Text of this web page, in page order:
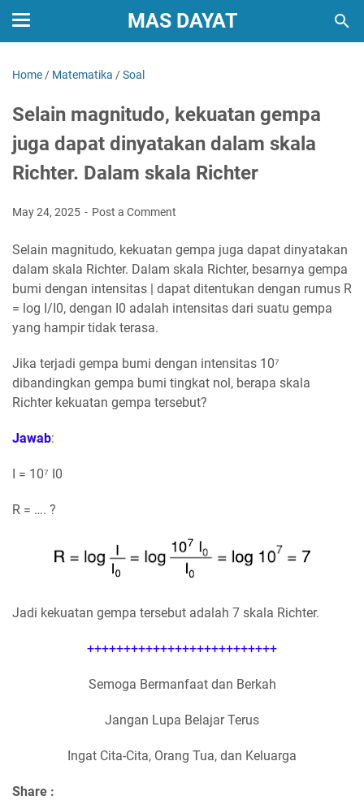
MAS DAYAT
Home / Matematika /Soal
Selain magnitudo, kekuatan gempa
juga dapat dinyatakan dalam skala
Richter. Dalam skala Richter
May 24, 2025 Post a Comment
Selain magnitudo, kekuatan gempa juga dapat dinyatakan
dalam skala Richter. Dalam skala Richter, besarnya gempa
bumi dengan intensitas | dapat ditentukan dengan rumus R
= log I/I0, dengan I0 adalah intensitas dari suatu gempa
yang hampir tidak terasa.
Jika terjadi gempa bumi dengan intensitas 10⁷
dibandingkan gempa bumi tingkat nol, berapa skala
Richter kekuatan gempa tersebut?
Jawab:
I = 10⁷ I0
R = …. ?
Jadi kekuatan gempa tersebut adalah 7 skala Richter.
++++++++++++++++++++++++++
Semoga Bermanfaat dan Berkah
Jangan Lupa Belajar Terus
Ingat Cita-Cita, Orang Tua, dan Keluarga
Share :